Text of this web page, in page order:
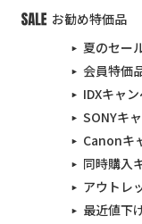
お勧め特価品
夏のセー
会員特価
IDXキャ
SONYキ
Canonキ
同時購入
アウトレ
最近値下